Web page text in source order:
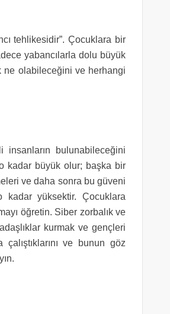
tehlikesidir”. Çocuklara bir
yabancılarla dolu büyük
ne olabileceğini ve herhangi
insanların bulunabileceğini
kadar büyük olur; başka bir
ve daha sonra bu güveni
kadar yüksektir. Çocuklara
öğretin. Siber zorbalık ve
kurmak ve gençleri
ve bunun göz